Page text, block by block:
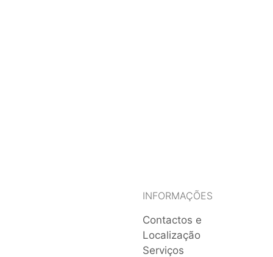
INFORMAÇÕES
Contactos e
Localização
Serviços